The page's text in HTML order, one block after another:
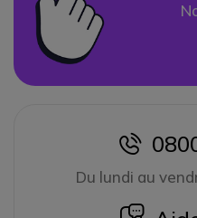
icon
Du lundi au